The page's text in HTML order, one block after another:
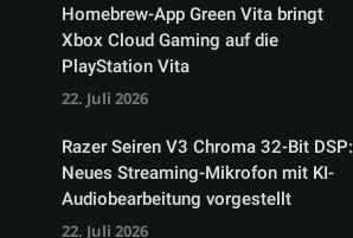
Homebrew-App Green Vita bringt
Xbox Cloud Gaming auf die
PlayStation Vita
22. Juli 2026
Razer Seiren V3 Chroma 32-Bit DSP:
Neues Streaming-Mikrofon mit KI-
Audiobearbeitung vorgestellt
22. Juli 2026